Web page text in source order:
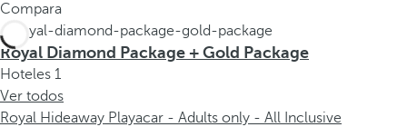
Compara
Royal Diamond Package + Gold Package
Hoteles 1
Ver todos
Royal Hideaway Playacar - Adults only - All Inclusive